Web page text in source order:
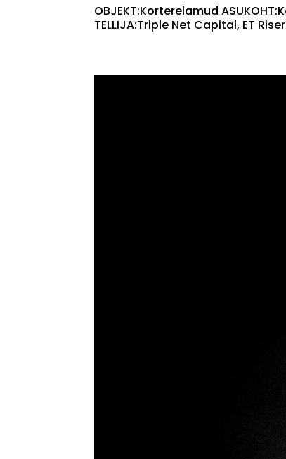
OBJEKT:Korterelamud
TELLIJA:Triple Net Capital, ET